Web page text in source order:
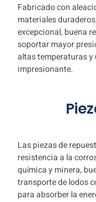
Fabricado con
materiales
excepcional, buena
soportar mayor
altas temperaturas
impresionante.
Las piezas de
resistencia a la
química y minera,
transporte de lodos
para absorber la